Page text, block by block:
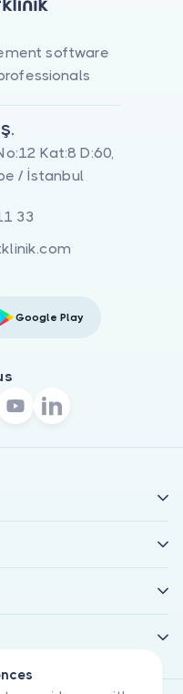
software
Kat:8 D:60,
/ İstanbul
33
Google Play